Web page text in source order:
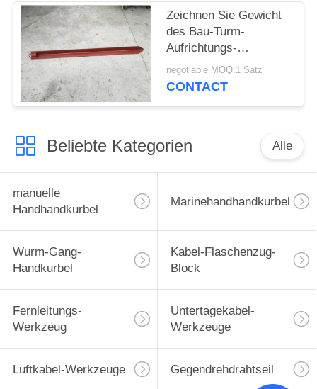
Zeichnen Sie Gewicht
des Bau-Turm-
Aufrichtungs-
Werkzeug-
Universalstahlstapel-
negotiable MOQ:1 Satz
CONTACT
Beliebte Kategorien Alle
manuelle
Handhandkurbel
Marinehandhandkurbel
Wurm-Gang-
Handkurbel
Kabel-Flaschenzug-
Block
Fernleitungs-
Werkzeug
Untertagekabel-
Werkzeuge
Luftkabel-Werkzeuge Gegendrehdrahtseil